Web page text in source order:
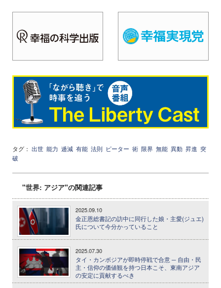
タグ： 出世 能力 逓減 有能 法則 ピーター 術 限界 無能 異動 昇進 突
破
"世界: アジア"の関連記事
2025.09.10
金正恩総書記の訪中に同行した娘・主愛(ジュエ)
氏について今分かっていること
2025.07.30
タイ・カンボジアが即時停戦で合意 ─ 自由・民
主・信仰の価値観を持つ日本こそ、東南アジア
の安定に貢献するべき